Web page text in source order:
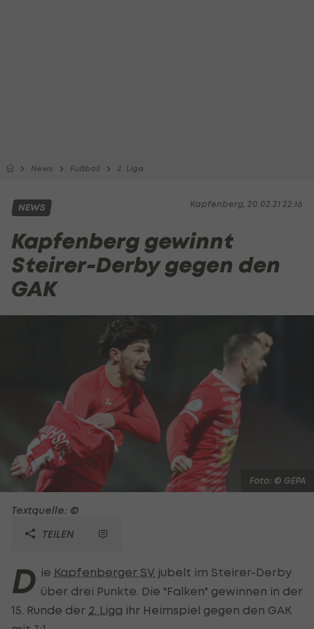
News Fußball 2. Liga
Kapfenberg, 20.02.21 22:16
NEWS
Kapfenberg gewinnt
Steirer-Derby gegen den
GAK
Foto: © GEPA
Textquelle: ©
TEILEN
D ie Kapfenberger SV jubelt im Steirer-Derby
über drei Punkte. Die "Falken" gewinnen in der
15. Runde der 2. Liga ihr Heimspiel gegen den GAK